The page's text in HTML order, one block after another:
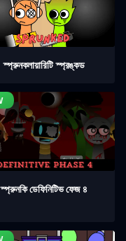
স্প্রুনকলায়ারিটি স্প্রঙ্কড
স্প্রুনকি ডেফিনিটিভ ফেজ ৪